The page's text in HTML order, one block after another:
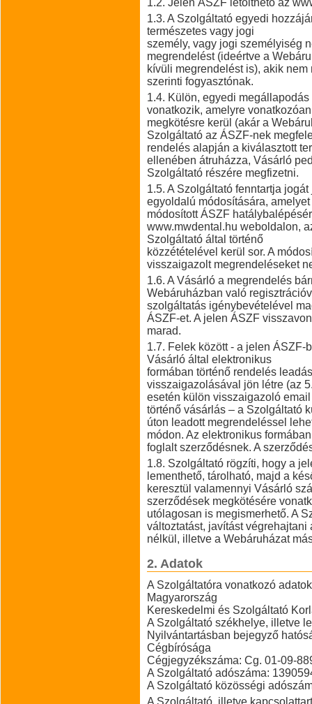
1.2. Jelen ÁSZF letölthető az
1.3. A Szolgáltató egyedi
természetes vagy jogi
személy, vagy jogi személyiség
megrendelést (ideértve a
kívüli megrendelést is), akik
szerinti fogyasztónak.
1.4. Külön, egyedi
vonatkozik, amelyre
megkötésre kerül (akár a
Szolgáltató az ÁSZF-nek
rendelés alapján a kiválasztott
ellenében átruházza, Vásárló
Szolgáltató részére megfizetni.
1.5. A Szolgáltató fenntartja
egyoldalú módosítására,
módosított ÁSZF
www.mwdental.hu weboldalon,
Szolgáltató által történő
közzétételével kerül sor. A
visszaigazolt megrendeléseket
1.6. A Vásárló a megrendelés
Webáruházban való
szolgáltatás igénybevételével
ÁSZF-et. A jelen ÁSZF
marad.
1.7. Felek között - a jelen ÁSZF-
Vásárló által elektronikus
formában történő rendelés
visszaigazolásával jön létre (az
esetén külön visszaigazoló
történő vásárlás – a Szolgáltató
úton leadott megrendeléssel
módon. Az elektronikus
foglalt szerződésnek. A
1.8. Szolgáltató rögzíti, hogy a
lementhető, tárolható, majd a
keresztül valamennyi Vásárló
szerződések megkötésére
utólagosan is megismerhető. A
változtatást, javítást
nélkül, illetve a Webáruházat
2. Adatok
A Szolgáltatóra vonatkozó
Magyarország
Kereskedelmi és Szolgáltató
A Szolgáltató székhelye, illetve
Nyilvántartásban bejegyző
Cégbírósága
Cégjegyzékszáma: Cg. 01-09-
A Szolgáltató adószáma:
A Szolgáltató közösségi
A Szolgáltató, illetve